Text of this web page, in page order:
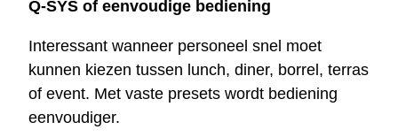
Q-SYS of eenvoudige bediening
Interessant wanneer personeel snel moet
kunnen kiezen tussen lunch, diner, borrel, terras
of event. Met vaste presets wordt bediening
eenvoudiger.